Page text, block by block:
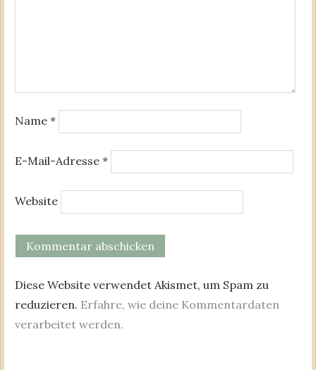
Name *
E-Mail-Adresse *
Website
Diese Website verwendet Akismet, um Spam zu
reduzieren. Erfahre, wie deine Kommentardaten
verarbeitet werden.